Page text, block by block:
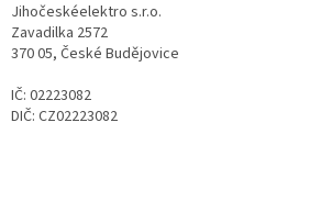
Jihočeskéelektro s.r.o.
Zavadilka 2572
370 05, České Budějovice
IČ: 02223082
DIČ: CZ02223082